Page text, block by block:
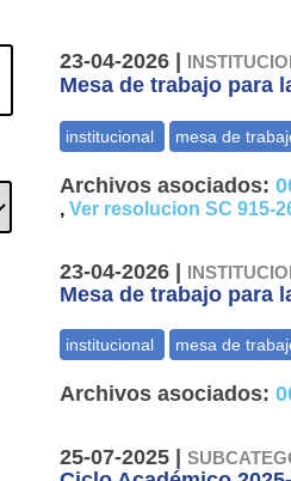
23-04-2026 |
Mesa de trabajo para
Archivos asociados:
, Ver resolucion SC 915-
23-04-2026 |
Mesa de trabajo para
Archivos asociados:
25-07-2025 |